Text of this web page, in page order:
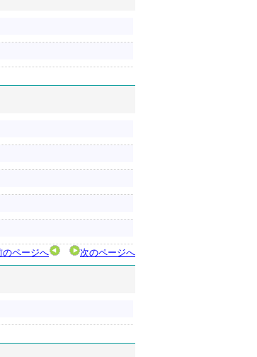
のページへ 次のページへ